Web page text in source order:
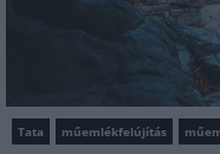
Tata műemlékfelújítás